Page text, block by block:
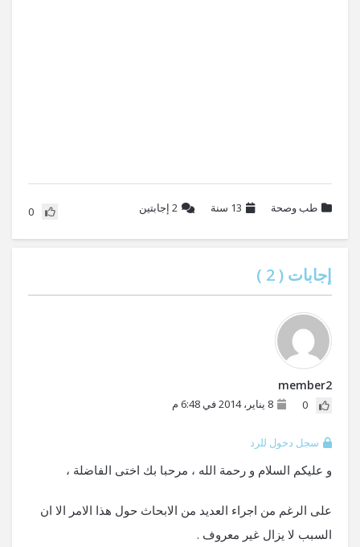
طب وصحة 13 سنة 2 إجابتين 0
إجابات (2
)
member2
0 8 يناير، 2014 في 6:48 م
سجل دخول للرد
و عليكم السلام و رحمة الله ، مرحبا بك اختى الفاضلة ،
على الرغم من اجراء العديد من الابحاث حول هذا الامر الا ان
السبب لا يزال غير معروف .